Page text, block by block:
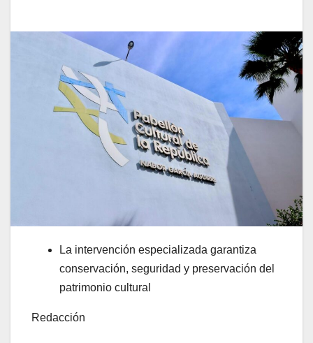
La intervención especializada garantiza
conservación, seguridad y preservación del
patrimonio cultural
Redacción